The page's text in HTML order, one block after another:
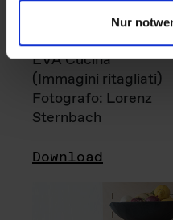
Nur
EVA Cucina
(Immagini ritagliati)
Fotografo: Lorenz
Sternbach
Download